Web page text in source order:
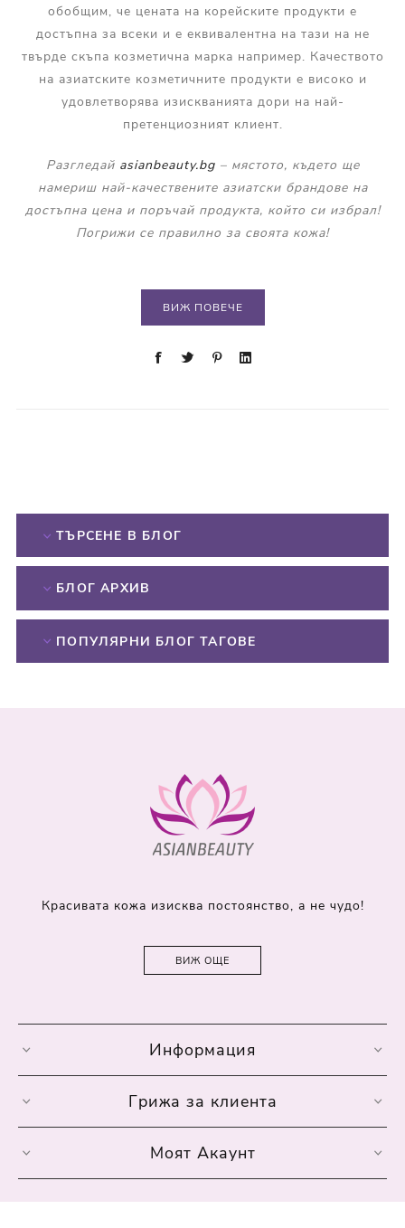
обобщим, че цената на корейските продукти е
достъпна за всеки и е еквивалентна на тази на не
твърде скъпа козметична марка например. Качеството
на азиатските козметичните продукти е високо и
удовлетворява изискванията дори на най-
претенциозният клиент.
Разгледай asianbeauty.bg– мястото, където ще
намериш най-качествените азиатски брандове на
достъпна цена и поръчай продукта, който си избрал!
Погрижи се правилно за своята кожа!
ВИЖ ПОВЕЧЕ
ТЪРСЕНЕ В БЛОГ
БЛОГ АРХИВ
ПОПУЛЯРНИ БЛОГ ТАГОВЕ
Красивата кожа изисква постоянство, а не чудо!
ВИЖ ОЩЕ
Информация
Грижа за клиента
Моят Акаунт